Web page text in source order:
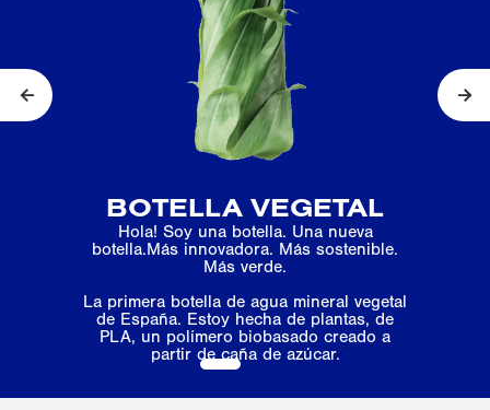
BOTELLA VEGETAL
Hola! Soy una botella. Una nueva
botella.Más innovadora. Más sostenible.
Más verde.
La primera botella de agua mineral vegetal
de España. Estoy hecha de plantas, de
PLA, un polímero biobasado creado a
partir de caña de azúcar.
1
Anterior